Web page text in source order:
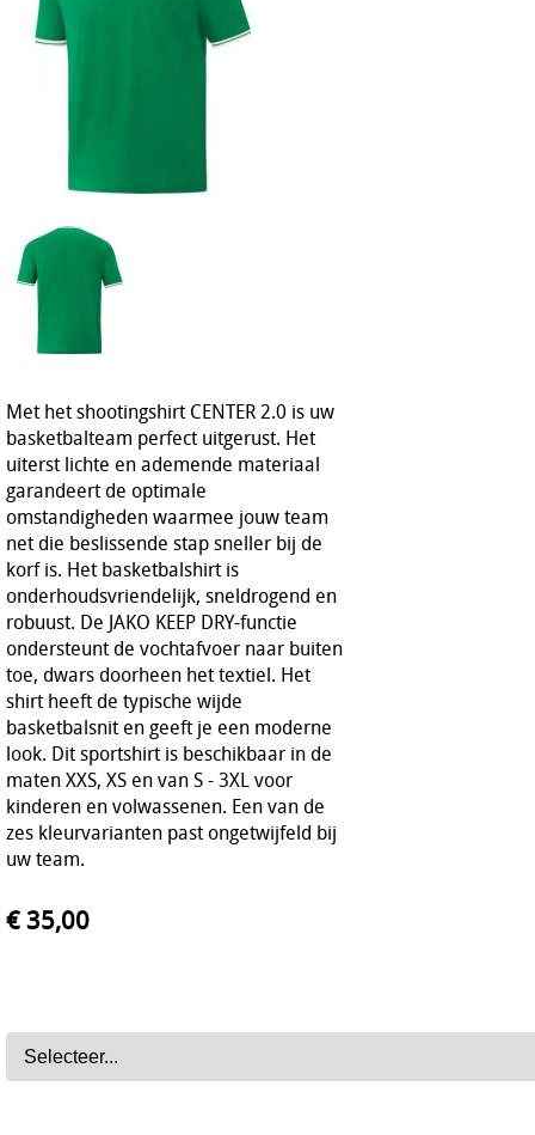
Met het shootingshirt CENTER 2.0 is uw
basketbalteam perfect uitgerust. Het
uiterst lichte en ademende materiaal
garandeert de optimale
omstandigheden waarmee jouw team
net die beslissende stap sneller bij de
korf is. Het basketbalshirt is
onderhoudsvriendelijk, sneldrogend en
robuust. De JAKO KEEP DRY-functie
ondersteunt de vochtafvoer naar buiten
toe, dwars doorheen het textiel. Het
shirt heeft de typische wijde
basketbalsnit en geeft je een moderne
look. Dit sportshirt is beschikbaar in de
maten XXS, XS en van S - 3XL voor
kinderen en volwassenen. Een van de
zes kleurvarianten past ongetwijfeld bij
uw team.
€ 35,00